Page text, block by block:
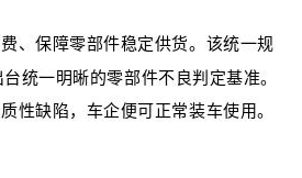
、保障零部件稳定供货。该统一规
统一明晰的零部件不良判定基准。
缺陷，车企便可正常装车使用。